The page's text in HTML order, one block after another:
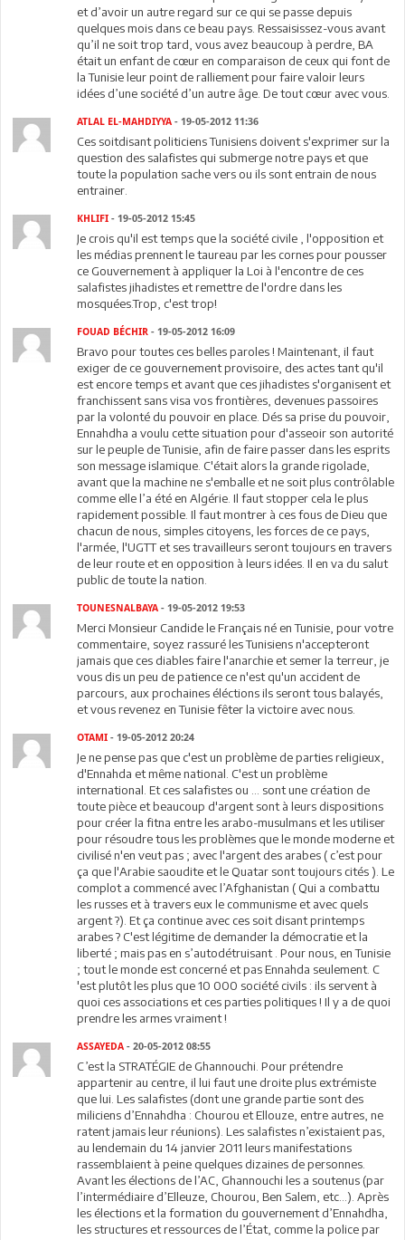
et d’avoir un autre regard sur ce qui se passe depuis
quelques mois dans ce beau pays. Ressaisissez-vous avant
qu’il ne soit trop tard, vous avez beaucoup à perdre, BA
était un enfant de cœur en comparaison de ceux qui font de
la Tunisie leur point de ralliement pour faire valoir leurs
idées d’une société d’un autre âge. De tout cœur avec vous.
ATLAL EL-MAHDIYYA - 19-05-2012 11:36
Ces soitdisant politiciens Tunisiens doivent s'exprimer sur la
question des salafistes qui submerge notre pays et que
toute la population sache vers ou ils sont entrain de nous
entrainer.
KHLIFI - 19-05-2012 15:45
Je crois qu'il est temps que la société civile , l'opposition et
les médias prennent le taureau par les cornes pour pousser
ce Gouvernement à appliquer la Loi à l'encontre de ces
salafistes jihadistes et remettre de l'ordre dans les
mosquées.Trop, c'est trop!
FOUAD BÉCHIR - 19-05-2012 16:09
Bravo pour toutes ces belles paroles ! Maintenant, il faut
exiger de ce gouvernement provisoire, des actes tant qu'il
est encore temps et avant que ces jihadistes s'organisent et
franchissent sans visa vos frontières, devenues passoires
par la volonté du pouvoir en place. Dés sa prise du pouvoir,
Ennahdha a voulu cette situation pour d'asseoir son autorité
sur le peuple de Tunisie, afin de faire passer dans les esprits
son message islamique. C'était alors la grande rigolade,
avant que la machine ne s'emballe et ne soit plus contrôlable
comme elle l’a été en Algérie. Il faut stopper cela le plus
rapidement possible. Il faut montrer à ces fous de Dieu que
chacun de nous, simples citoyens, les forces de ce pays,
l'armée, l'UGTT et ses travailleurs seront toujours en travers
de leur route et en opposition à leurs idées. Il en va du salut
public de toute la nation.
TOUNESNALBAYA - 19-05-2012 19:53
Merci Monsieur Candide le Français né en Tunisie, pour votre
commentaire, soyez rassuré les Tunisiens n'accepteront
jamais que ces diables faire l'anarchie et semer la terreur, je
vous dis un peu de patience ce n'est qu'un accident de
parcours, aux prochaines éléctions ils seront tous balayés,
et vous revenez en Tunisie fêter la victoire avec nous.
OTAMI - 19-05-2012 20:24
Je ne pense pas que c'est un problème de parties religieux,
d'Ennahda et même national. C'est un problème
international. Et ces salafistes ou ... sont une création de
toute pièce et beaucoup d'argent sont à leurs dispositions
pour créer la fitna entre les arabo-musulmans et les utiliser
pour résoudre tous les problèmes que le monde moderne et
civilisé n'en veut pas ; avec l'argent des arabes ( c’est pour
ça que l'Arabie saoudite et le Quatar sont toujours cités ). Le
complot a commencé avec l’Afghanistan ( Qui a combattu
les russes et à travers eux le communisme et avec quels
argent ?). Et ça continue avec ces soit disant printemps
arabes ? C'est légitime de demander la démocratie et la
liberté ; mais pas en s’autodétruisant . Pour nous, en Tunisie
; tout le monde est concerné et pas Ennahda seulement. C
'est plutôt les plus que 10 000 société civils : ils servent à
quoi ces associations et ces parties politiques ! Il y a de quoi
prendre les armes vraiment !
ASSAYEDA - 20-05-2012 08:55
C’est la STRATÉGIE de Ghannouchi. Pour prétendre
appartenir au centre, il lui faut une droite plus extrémiste
que lui. Les salafistes (dont une grande partie sont des
miliciens d’Ennahdha : Chourou et Ellouze, entre autres, ne
ratent jamais leur réunions). Les salafistes n’existaient pas,
au lendemain du 14 janvier 2011 leurs manifestations
rassemblaient à peine quelques dizaines de personnes.
Avant les élections de l’AC, Ghannouchi les a soutenus (par
l’intermédiaire d’Elleuze, Chourou, Ben Salem, etc…). Après
les élections et la formation du gouvernement d’Ennahdha,
les structures et ressources de l’État, comme la police par